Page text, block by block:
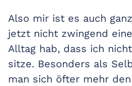
Also mir ist es auch
jetzt nicht zwingend
Alltag hab, dass ich
sitze. Besonders als
man sich öfter mehr